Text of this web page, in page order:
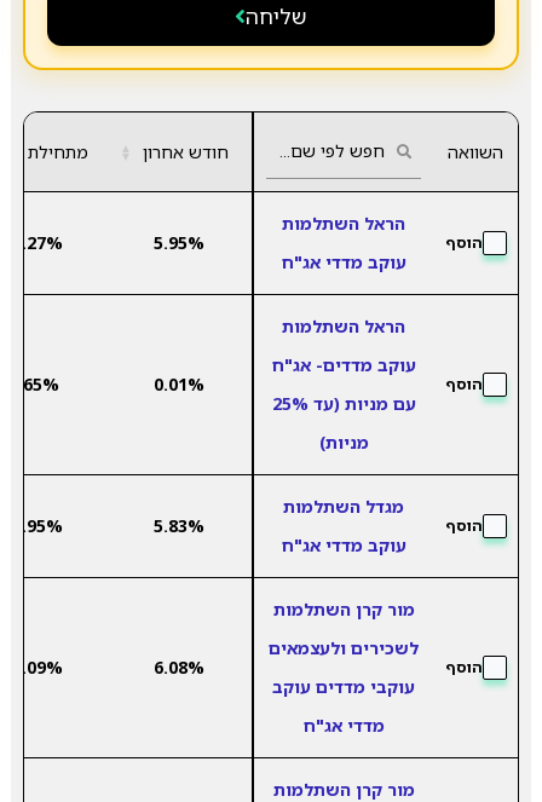
שליחה
השוואה חודש אחרון ▲
▼ מתחילת
הוסף
הראל השתלמות
עוקב מדדי אג"ח
5.95%
-5.27%
הוסף
הראל השתלמות
עוקב מדדים- אג"ח
עם מניות (עד 25%
מניות)
0.01%
3.65%
הוסף
מגדל השתלמות
עוקב מדדי אג"ח
5.83%
-5.95%
הוסף
מור קרן השתלמות
לשכירים ולעצמאים
עוקבי מדדים עוקב
מדדי אג"ח
6.08%
-5.09%
מור קרן השתלמות